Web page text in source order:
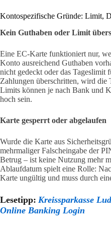
Kontospezifische Gründe: Limit,
Kein Guthaben oder Limit
Eine EC-Karte funktioniert nur,
Konto ausreichend Guthaben
nicht gedeckt oder das Tageslimit
Zahlungen überschritten, wird die
Limits können je nach Bank und
hoch sein.
Karte gesperrt oder abgelaufen
Wurde die Karte aus
mehrmaliger Falscheingabe der
Betrug – ist keine Nutzung mehr
Ablaufdatum spielt eine Rolle:
Karte ungültig und muss durch
Lesetipp: Kreissparkasse
Online Banking Login